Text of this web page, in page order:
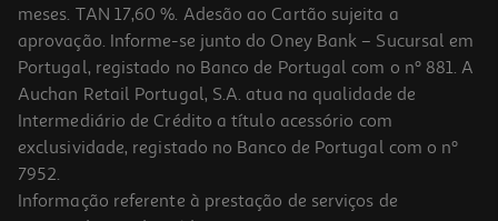
meses. TAN 17,60 %. Adesão ao Cartão sujeita a
aprovação. Informe-se junto do Oney Bank – Sucursal em
Portugal, registado no Banco de Portugal com o nº 881. A
Auchan Retail Portugal, S.A. atua na qualidade de
Intermediário de Crédito a título acessório com
exclusividade, registado no Banco de Portugal com o nº
7952.
Informação referente à prestação de serviços de